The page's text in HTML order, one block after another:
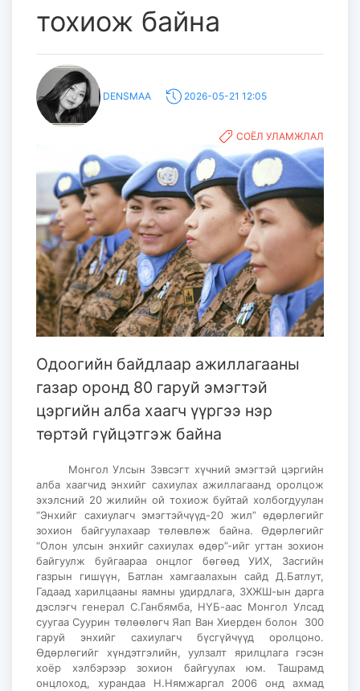
тохиож байна
DENSMAA 2026-05-21 12:05
СОЁЛ УЛАМЖЛАЛ
Одоогийн байдлаар ажиллагааны
газар оронд 80 гаруй эмэгтэй
цэргийн алба хаагч үүргээ нэр
төртэй гүйцэтгэж байна
Монгол Улсын Зэвсэгт хүчний эмэгтэй цэргийн
алба хаагчид энхийг сахиулах ажиллагаанд оролцож
эхэлсний 20 жилийн ой тохиож буйтай холбогдуулан
“Энхийг сахиулагч эмэгтэйчүүд-20 жил” өдөрлөгийг
зохион байгуулахаар төлөвлөж байна. Өдөрлөгийг
“Олон улсын энхийг сахиулах өдөр”-ийг угтан зохион
байгуулж буйгаараа онцлог бөгөөд УИХ, Засгийн
газрын гишүүн, Батлан хамгаалахын сайд Д.Батлут,
Гадаад харилцааны яамны удирдлага, ЗХЖШ-ын дарга
дэслэгч генерал С.Ганбямба, НҮБ-аас Монгол Улсад
суугаа Суурин төлөөлөгч Яап Ван Хиерден болон 300
гаруй энхийг сахиулагч бүсгүйчүүд оролцоно.
Өдөрлөгийг хүндэтгэлийн, уулзалт ярилцлага гэсэн
хоёр хэлбэрээр зохион байгуулах юм. Ташрамд
онцлоход, хурандаа Н.Нямжаргал 2006 онд ахмад